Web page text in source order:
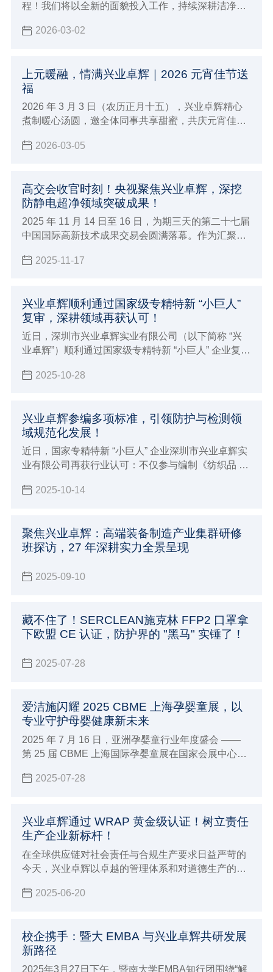
程！我们将以全新的面貌投入工作，持续深耕洁净防
整体解决方案，携手共创佳绩！
2026-03-02
上元暖融，情满兴业卓辉｜2026 元宵佳节送
福
2026 年 3 月 3 日（农历正月十五），兴业卓辉精心
煮制暖心汤圆，邀全体同事共享甜蜜，共庆元宵佳
2026-03-05
高交会收官时刻！央视聚焦兴业卓辉，深挖
防静电超净领域突破成果！
2025 年 11 月 14 日至 16 日，为期三天的第二十七届
中国国际高新技术成果交易会圆满落幕。作为汇聚全
司携多款新品与专业解决方案精彩亮相，向业界充分
2025-11-17
兴业卓辉顺利通过国家级专精特新 “小巨人”
复审，深耕领域再获认可！
近日，深圳市兴业卓辉实业有限公司（以下简称 “兴
业卓辉”）顺利通过国家级专精特新 “小巨人” 企业复
创新能力及高质量发展成果的再次权威认可。
2025-10-28
兴业卓辉参编多项标准，引领防护与检测领
域规范化发展！
近日，国家专精特新 “小巨人” 企业深圳市兴业卓辉实
业有限公司再获行业认可：不仅参与编制《纺织品 纤
分子量聚乙烯纤维及纱线收缩率试验方法》的2项团
防护 防静电工作帽》（GB 31421-2025）现已正式发
布，实施后将会成为该方面的强制性标准。
2025-10-14
聚焦兴业卓辉：高端装备制造产业集群研修
班探访，27 年深耕实力全景呈现
2025-09-10
藏不住了！SERCLEAN施克林 FFP2 口罩拿
下欧盟 CE 认证，防护界的 "黑马" 实锤了！
2025-07-28
爱洁施闪耀 2025 CBME 上海孕婴童展，以
专业守护母婴健康新未来
2025 年 7 月 16 日，亚洲孕婴童行业年度盛会 ——
第 25 届 CBME 上海国际孕婴童展在国家会展中心
爱洁施亮相5-1E38 展位，携全系列创新产品与行业前
2025-07-28
兴业卓辉通过 WRAP 黄金级认证！树立责任
生产企业新标杆！
在全球供应链对社会责任与合规生产要求日益严苛的
今天，兴业卓辉以卓越的管理体系和对道德生产的坚
Accredited Production）黄金级认证！
2025-06-20
校企携手：暨大 EMBA 与兴业卓辉共研发展
新路径
2025年3月27日下午，暨南大学EMBA知行团围绕“解